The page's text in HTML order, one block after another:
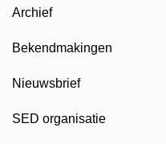
Archief
Bekendmakingen
Nieuwsbrief
SED organisatie